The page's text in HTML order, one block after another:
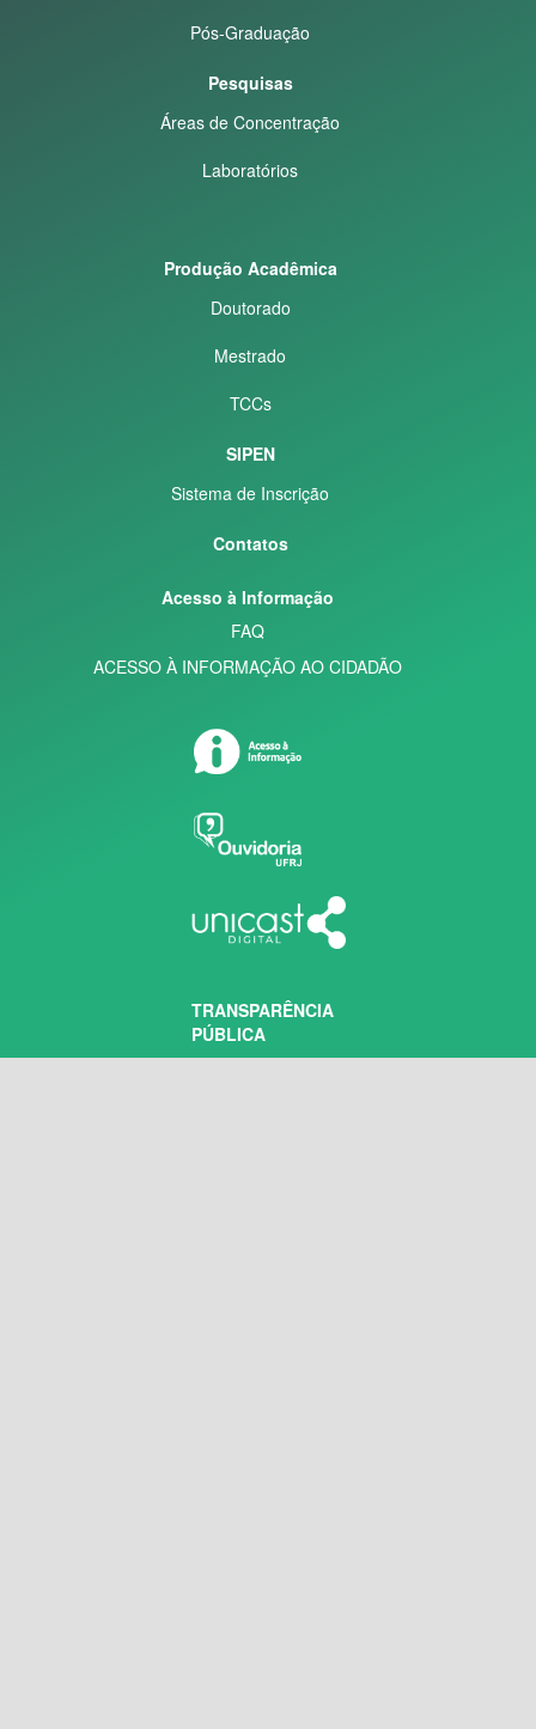
Pós-Graduação
Pesquisas
Áreas de Concentração
Laboratórios
Produção Acadêmica
Doutorado
Mestrado
TCCs
SIPEN
Sistema de Inscrição
Contatos
Acesso à Informação
FAQ
ACESSO À INFORMAÇÃO AO CIDADÃO
TRANSPARÊNCIA
PÚBLICA